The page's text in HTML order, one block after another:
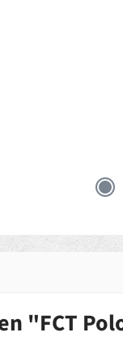
"FCT